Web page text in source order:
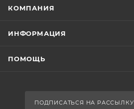
КОМПАНИЯ
ИНФОРМАЦИЯ
ПОМОЩЬ
ПОДПИСАТЬСЯ НА РАССЫЛКУ